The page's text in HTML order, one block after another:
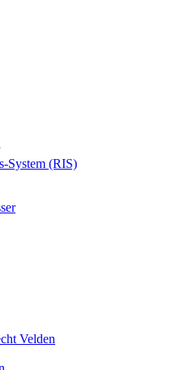
System (RIS)
Velden